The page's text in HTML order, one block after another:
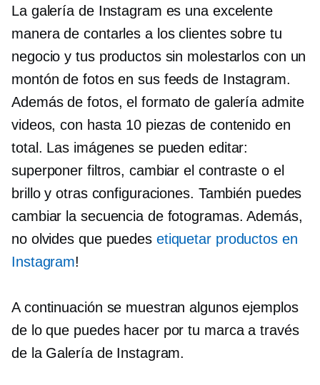
La galería de Instagram es una excelente
manera de contarles a los clientes sobre tu
negocio y tus productos sin molestarlos con un
montón de fotos en sus feeds de Instagram.
Además de fotos, el formato de galería admite
videos, con hasta 10 piezas de contenido en
total. Las imágenes se pueden editar:
superponer filtros, cambiar el contraste o el
brillo y otras configuraciones. También puedes
cambiar la secuencia de fotogramas. Además,
no olvides que puedes etiquetar productos en
Instagram!
A continuación se muestran algunos ejemplos
de lo que puedes hacer por tu marca a través
de la Galería de Instagram.